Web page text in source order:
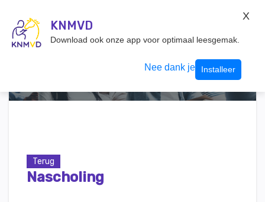
Inloggen
Terug
Nascholing
KNMVD
Download ook onze app voor optimaal leesgemak.
Nee dank je Installeer
X